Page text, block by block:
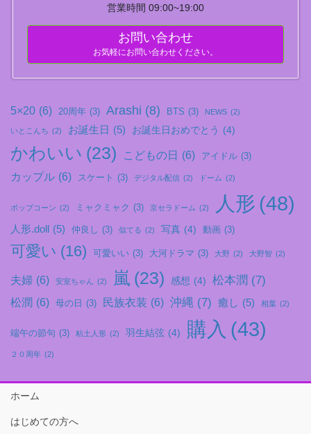
営業時間 09:00~19:00
お問い合わせ
お気軽にお問い合わせください。
5×20 (6) 20周年 (3) Arashi (8) BTS (3) NEWS (2)
いとこんち (2) お誕生日 (5) お誕生日おめでとう (4)
かわいい (23) こどもの日 (6) アイドル (3)
カップル (6) スケート (3) デジタル配信 (2) ドーム (2)
ポップコーン (2) ミャクミャク (3) 京セラドーム (2) 人形 (48)
人形.doll (5) 仲良し (3) 似てる (2) 写真 (4) 動画 (3)
可愛い (16) 可愛いい (3) 大河ドラマ (3) 大野 (2) 大野智 (2)
夫婦 (6) 安室ちゃん (2) 嵐 (23) 感想 (4) 松本潤 (7)
松潤 (6) 母の日 (3) 民族衣装 (6) 沖縄 (7) 癒し (5) 相葉 (2)
端午の節句 (3) 粘土人形 (2) 羽生結弦 (4) 購入 (43)
２０周年 (2)
ホーム
はじめての方へ